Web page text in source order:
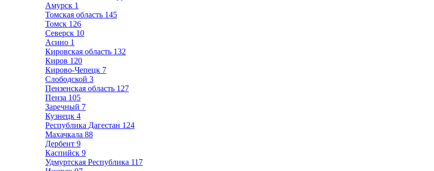
Амурск 1
Томская область 145
Томск 126
Северск 10
Асино 1
Кировская область 132
Киров 120
Кирово-Чепецк 7
Слободской 3
Пензенская область 127
Пенза 105
Заречный 7
Кузнецк 4
Республика Дагестан 124
Махачкала 88
Дербент 9
Каспийск 9
Удмуртская Республика 117